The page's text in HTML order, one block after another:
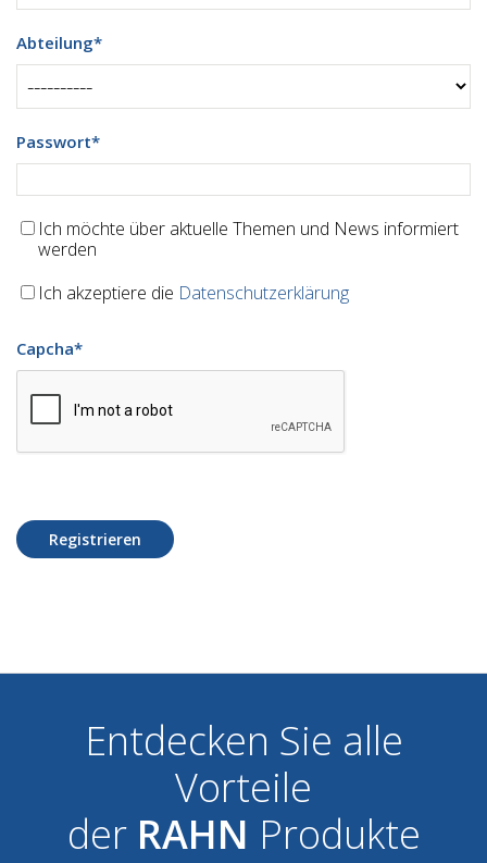
Abteilung*
Passwort*
Ich möchte über aktuelle Themen und News informiert
werden
Ich akzeptiere die Datenschutzerklärung
Capcha*
Registrieren
Entdecken Sie alle
Vorteile
der RAHN Produkte